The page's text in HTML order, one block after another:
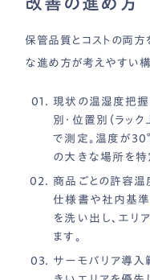
保管品質とコストの両方
な進め方が考えやすい構
現状の温湿度把握
別・位置別（ラッ
で測定。温度が
の大きな場所を特
商品ごとの許容温
仕様書や社内基準
を洗い出し、エリ
ます。
サーモバリア導入